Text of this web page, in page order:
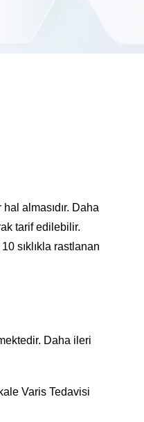
almasıdır. Daha
tarif edilebilir.
sıklıkla rastlanan
Daha ileri
Varis Tedavisi